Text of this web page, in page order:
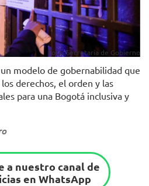
Foto: Secretaría de Gobierno
modelo de gobernabilidad que
derechos, el orden y las
para una Bogotá inclusiva y
a nuestro canal de
en WhatsApp